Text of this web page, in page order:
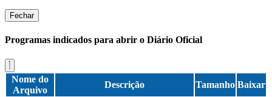
Fechar
Programas indicados para abrir o Diário Oficial
Nome do
Arquivo
Descrição Tamanho Baixar